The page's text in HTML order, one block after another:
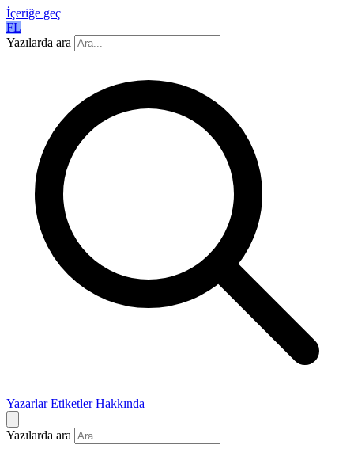
İçeriğe geç
FL
Yazılarda ara
Yazarlar Etiketler Hakkında
Yazılarda ara